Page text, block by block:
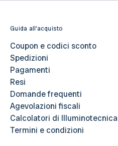
Guida all'acquisto
Coupon e codici sconto
Spedizioni
Pagamenti
Resi
Domande frequenti
Agevolazioni fiscali
Calcolatori di Illuminotecnica
Termini e condizioni